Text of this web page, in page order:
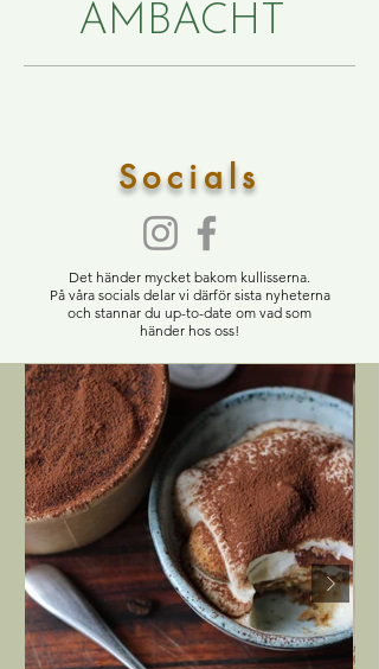
AMBACHT
Socials
Det händer mycket bakom kullisserna.
På våra socials delar vi därför sista nyheterna
och stannar du up-to-date om vad som
händer hos oss!